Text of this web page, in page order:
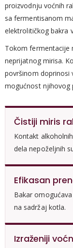
proizvodnju voćnih
sa fermentisanom
elektrolitičkog bakra
Tokom fermentacije
neprijatnog mirisa.
površinom doprinosi
mogućnost njihovog
Čistiji miris
Kontakt
dela nepoželjnih
Efikasan
Bakar
na sadržaj kotla.
Izraženiji